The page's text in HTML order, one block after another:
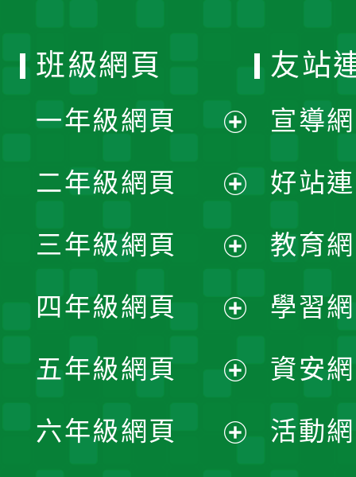
班級網頁
一年級網頁
開
選
單
二年級網頁
開
選
單
三年級網頁
開
選
單
四年級網頁
開
選
五年級網頁
開
六年級網頁
友站
宣導
好站
教育
學習
資安
活動